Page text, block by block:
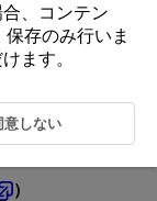
能です。
ッチを
）
、コンテン
存のみ行いま
ます。
意しない